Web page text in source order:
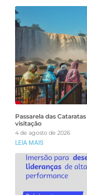
Passarela das
visitação
4 de agosto de 2026
LEIA MAIS